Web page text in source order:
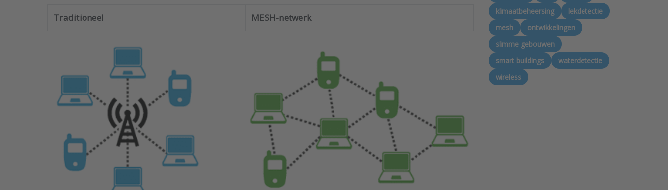
Traditioneel MESH-netwerk
klimaatbeheersing
lekdetectie
mesh
ontwikkelingen
slimme gebouwen
smart buildings
waterdetectie
wireless